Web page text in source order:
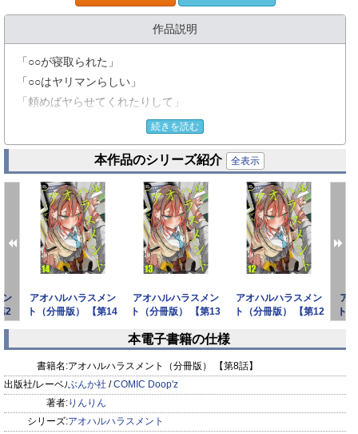
作品説明
「○○が寝取られた」
「○○はヤリマンらしい」
「頼めばヤらせてくれたりして」
――昼休み、下世話な会話が飛び交う教室で大上の頭痛は酷さ
を増していた。
たまらず教室を抜け出し、ひとり過ごせる場所を求めて辿り着
いたのは体育倉庫。
そこで大上が目にしたのは、同じくクラスで孤立している瀬理
のオナ…いや、おし…っこ…？
咄嗟に身を隠した大上だったが、フラついた拍子に彼女に気づ
かれてしまう。
案する――。
続きを読む
本作品のシリーズ紹介 全表示
ン
2
アオハルハラスメン
ト（分冊版） 【第14
アオハルハラスメン
ト（分冊版） 【第13
アオハルハラスメン
ト（分冊版） 【第12
ア
ト
prev next
本電子書籍の仕様
書籍名:アオハルハラスメント（分冊版） 【第8話】
出版社/レーベル:ぶんか社 /COMIC Doop'z
著者:りんりん
シリーズ:アオハルハラスメント